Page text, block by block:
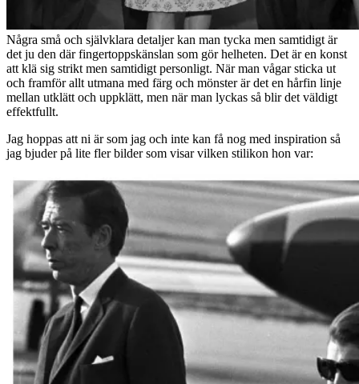
Några små och självklara detaljer kan man tycka men samtidigt är
det ju den där fingertoppskänslan som gör helheten. Det är en konst
att klä sig strikt men samtidigt personligt. När man vågar sticka ut
och framför allt utmana med färg och mönster är det en hårfin linje
mellan utklätt och uppklätt, men när man lyckas så blir det väldigt
effektfullt.
Jag hoppas att ni är som jag och inte kan få nog med inspiration så
jag bjuder på lite fler bilder som visar vilken stilikon hon var: